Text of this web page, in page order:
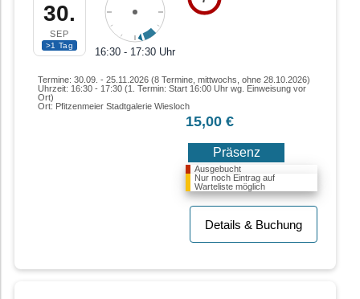
30.
SEP
>1 Tag
16:30 - 17:30 Uhr
Termine: 30.09. - 25.11.2026 (8 Termine, mittwochs, ohne 28.10.2026)
Uhrzeit: 16:30 - 17:30 (1. Termin: Start 16:00 Uhr wg. Einweisung vor
Ort)
Ort: Pfitzenmeier Stadtgalerie Wiesloch
15,00 €
Präsenz
Ausgebucht
Nur noch Eintrag auf
Warteliste möglich
Details & Buchung